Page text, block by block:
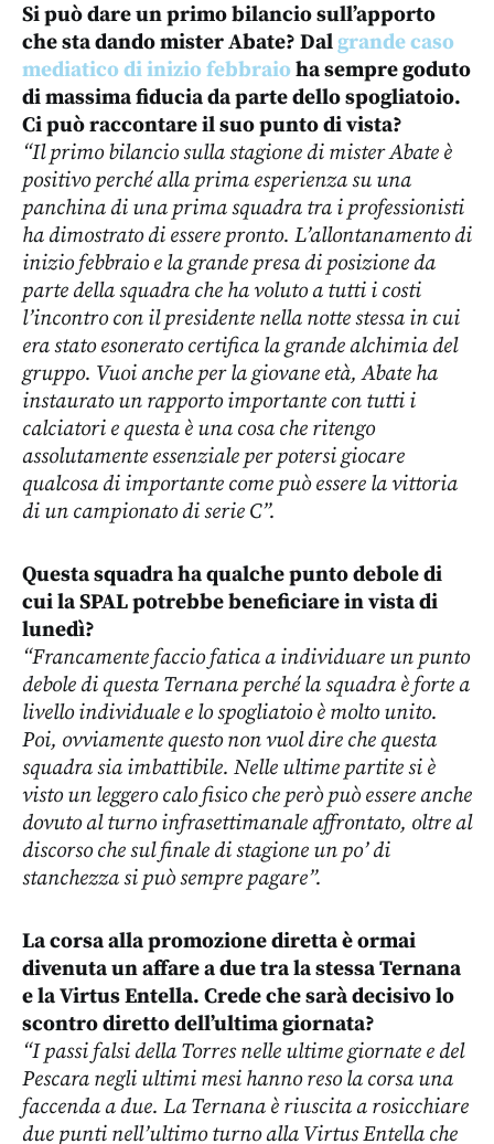
⁠Si può dare un primo bilancio sull’apporto
che sta dando mister Abate? Dalgrande caso
mediatico di inizio febbraioha sempre goduto
di massima fiducia da parte dello spogliatoio.
Ci può raccontare il suo punto di vista?
“Il primo bilancio sulla stagione di mister Abate è
positivo perché alla prima esperienza su una
panchina di una prima squadra tra i professionisti
ha dimostrato di essere pronto. L’allontanamento di
inizio febbraio e la grande presa di posizione da
parte della squadra che ha voluto a tutti i costi
l’incontro con il presidente nella notte stessa in cui
era stato esonerato certifica la grande alchimia del
gruppo. Vuoi anche per la giovane età, Abate ha
instaurato un rapporto importante con tutti i
calciatori e questa è una cosa che ritengo
assolutamente essenziale per potersi giocare
qualcosa di importante come può essere la vittoria
di un campionato di serie C”.
Questa squadra ha qualche punto debole di
cui la SPAL potrebbe beneficiare in vista di
lunedì?
“Francamente faccio fatica a individuare un punto
debole di questa Ternana perché la squadra è forte a
livello individuale e lo spogliatoio è molto unito.
Poi, ovviamente questo non vuol dire che questa
squadra sia imbattibile. Nelle ultime partite si è
visto un leggero calo fisico che però può essere anche
dovuto al turno infrasettimanale affrontato, oltre al
discorso che sul finale di stagione un po’ di
stanchezza si può sempre pagare”.
⁠La corsa alla promozione diretta è ormai
divenuta un affare a due tra la stessa Ternana
e la Virtus Entella. Crede che sarà decisivo lo
scontro diretto dell’ultima giornata?
“I passi falsi della Torres nelle ultime giornate e del
Pescara negli ultimi mesi hanno reso la corsa una
faccenda a due. La Ternana è riuscita a rosicchiare
due punti nell’ultimo turno alla Virtus Entella che